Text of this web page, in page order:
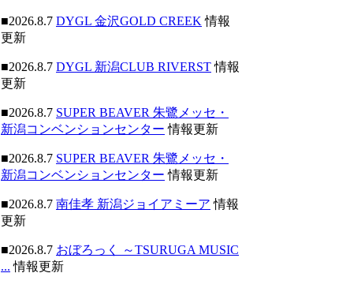
■2026.8.7 DYGL 金沢GOLD CREEK 情報
更新
■2026.8.7 DYGL 新潟CLUB RIVERST情報
更新
■2026.8.7 SUPER BEAVER 朱鷺メッセ・
新潟コンベンションセンター 情報更新
■2026.8.7 SUPER BEAVER 朱鷺メッセ・
新潟コンベンションセンター 情報更新
■2026.8.7 南佳孝 新潟ジョイアミーア 情報
更新
■2026.8.7 おぼろっく ～TSURUGA MUSIC
... 情報更新